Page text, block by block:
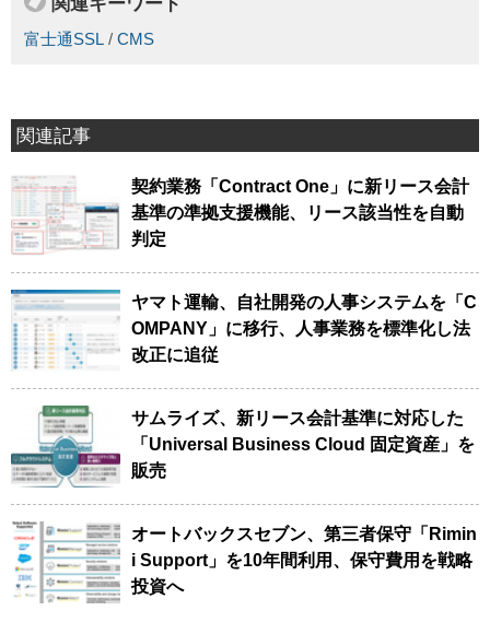
富士通SSL / CMS
関連記事
契約業務「Contract One」に新リース会計
基準の準拠支援機能、リース該当性を自動
判定
ヤマト運輸、自社開発の人事システムを「C
OMPANY」に移行、人事業務を標準化し法
改正に追従
サムライズ、新リース会計基準に対応した
「Universal Business Cloud 固定資産」を
販売
オートバックスセブン、第三者保守「Rimin
i Support」を10年間利用、保守費用を戦略
投資へ